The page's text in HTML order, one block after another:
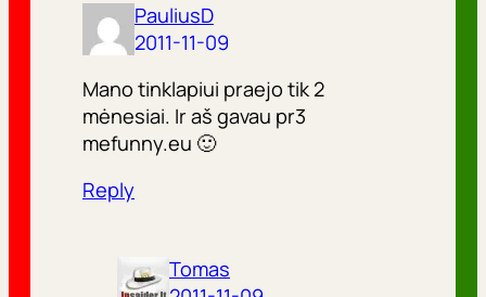
PauliusD
2011-11-09
Mano tinklapiui praejo tik 2
mėnesiai. Ir aš gavau pr3
mefunny.eu 🙂
Reply
Tomas